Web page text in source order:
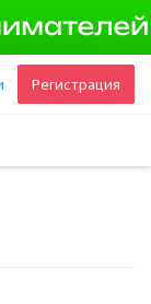
Регистрация